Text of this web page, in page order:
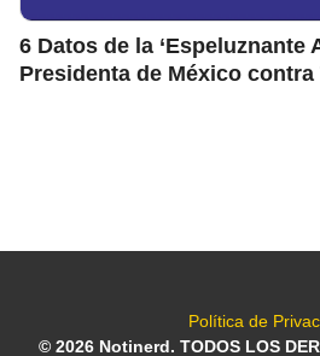
6 Datos de la ‘Espeluznante
Presidenta de México contra
Política de
© 2026 Notinerd. TODOS LOS